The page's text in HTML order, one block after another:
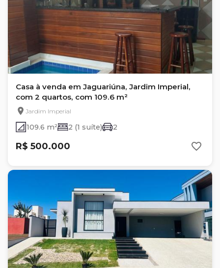
Casa à venda em Jaguariúna, Jardim Imperial,
com 2 quartos, com 109.6 m²
Jardim Imperial
109.6 m² 2 (1 suíte) 2
R$ 500.000